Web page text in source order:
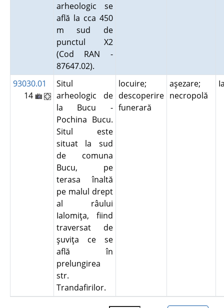
arheologic se
află la cca 450
m sud de
punctul X2
(Cod RAN -
87647.02).
93030.01
14
Situl
arheologic de
la Bucu -
Pochina Bucu.
Situl este
situat la sud
de comuna
Bucu, pe
terasa înaltă
pe malul drept
al râului
Ialomiţa, fiind
traversat de
şuviţa ce se
află în
prelungirea
str.
Trandafirilor.
locuire;
descoperire
funerară
aşezare;
necropolă